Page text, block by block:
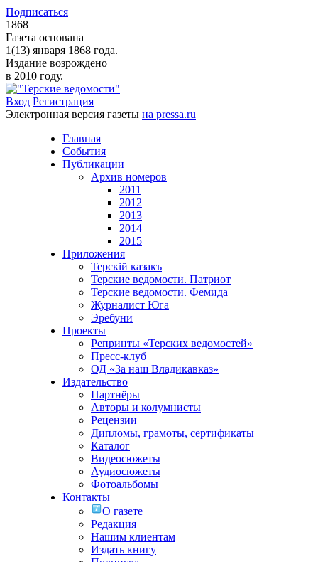
Подписаться
1868
Газета основана
1(13) января 1868 года.
Издание возрождено
в 2010 году.
Вход Регистрация
Электронная версия газеты на pressa.ru
Главная
События
Публикации
Архив номеров
2011
2012
2013
2014
2015
Приложения
Терскiй казакъ
Терские ведомости. Патриот
Терские ведомости. Фемида
Журналист Юга
Эребуни
Проекты
Репринты «Терских ведомостей»
Пресс-клуб
ОД «За наш Владикавказ»
Издательство
Партнёры
Авторы и колумнисты
Рецензии
Дипломы, грамоты, сертификаты
Каталог
Видеосюжеты
Аудиосюжеты
Фотоальбомы
Контакты
О газете
Редакция
Нашим клиентам
Издать книгу